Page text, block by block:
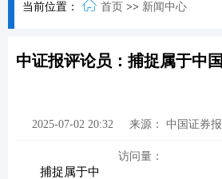
当前位置： 首页 >> 新闻中心
2025-07-02 20:32 来源： 中国证券报
访问量：
捕捉属于中